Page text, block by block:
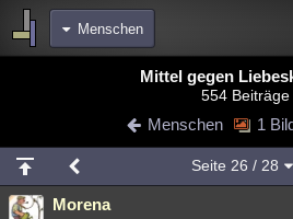
Menschen
Blogs
Chat Wiki Neuigkeiten
meine Rubriken
Menschen
Mittel gegen
554 Beiträge
Menschen 1
Seite 26 / 28
Morena